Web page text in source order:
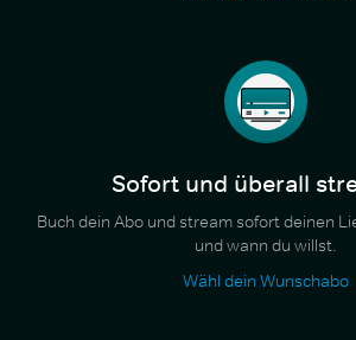
Sofort und überall
Buch dein Abo und stream sofort deinen
und wann du willst.
Wähl dein Wunschabo